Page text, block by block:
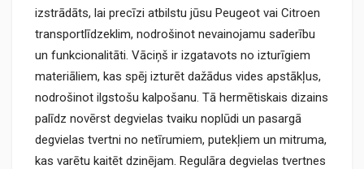
izstrādāts, lai precīzi atbilstu jūsu Peugeot vai Citroen
transportlīdzeklim, nodrošinot nevainojamu saderību
un funkcionalitāti. Vāciņš ir izgatavots no izturīgiem
materiāliem, kas spēj izturēt dažādus vides apstākļus,
nodrošinot ilgstošu kalpošanu. Tā hermētiskais dizains
palīdz novērst degvielas tvaiku noplūdi un pasargā
degvielas tvertni no netīrumiem, putekļiem un mitruma,
kas varētu kaitēt dzinējam. Regulāra degvielas tvertnes